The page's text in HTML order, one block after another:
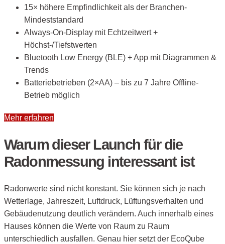
15× höhere Empfindlichkeit als der Branchen-
Mindeststandard
Always-On-Display mit Echtzeitwert +
Höchst-/Tiefstwerten
Bluetooth Low Energy (BLE) + App mit Diagrammen &
Trends
Batteriebetrieben (2×AA) – bis zu 7 Jahre Offline-
Betrieb möglich
Mehr erfahren
Warum dieser Launch für die
Radonmessung interessant ist
Radonwerte sind nicht konstant. Sie können sich je nach
Wetterlage, Jahreszeit, Luftdruck, Lüftungsverhalten und
Gebäudenutzung deutlich verändern. Auch innerhalb eines
Hauses können die Werte von Raum zu Raum
unterschiedlich ausfallen. Genau hier setzt der EcoQube